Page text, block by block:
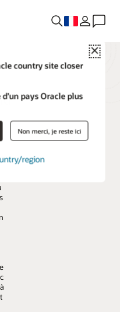
Close
country site closer
pays Oracle plus
Non merci, je reste ici
region